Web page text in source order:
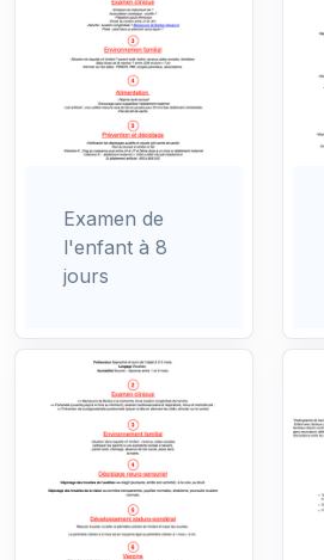
Examen de
l'enfant à 8
jours